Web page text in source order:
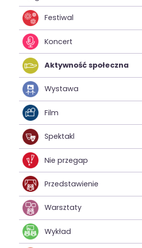
Festiwal
Koncert
Aktywność społeczna
Wystawa
Film
Spektakl
Nie przegap
Przedstawienie
Warsztaty
Wykład